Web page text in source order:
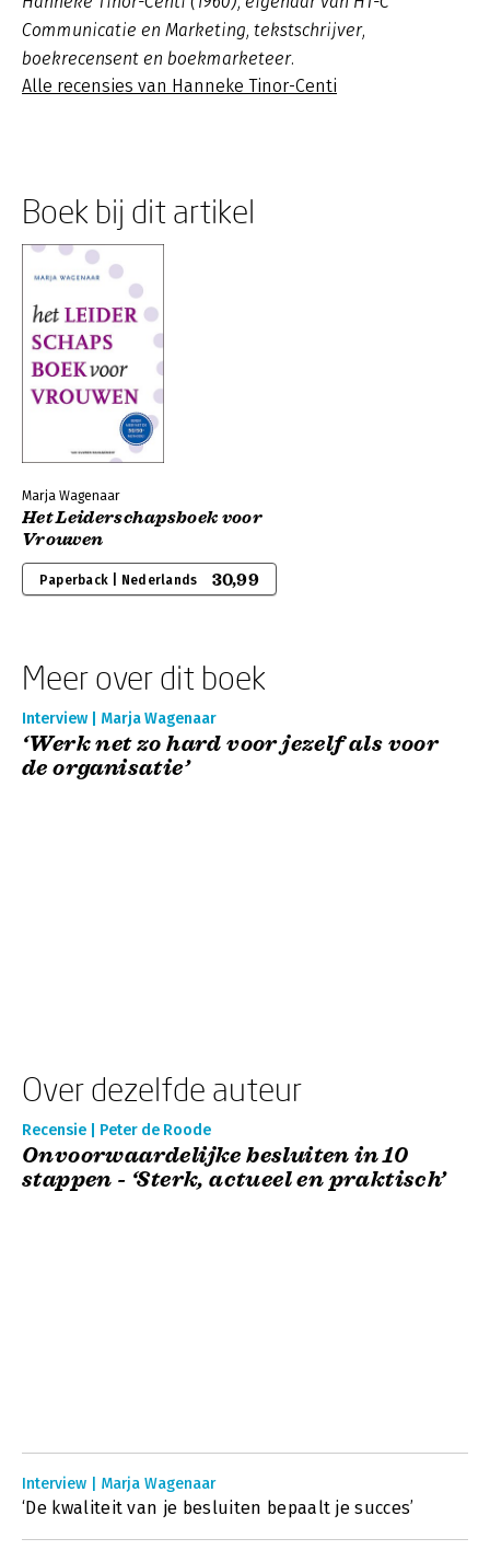
Communicatie en Marketing, tekstschrijver,
boekrecensent en boekmarketeer.
Alle recensies van Hanneke Tinor-Centi
Boek bij dit artikel
Marja Wagenaar
Het Leiderschapsboek voor
Vrouwen
Paperback | Nederlands 30,99
Meer over dit boek
Interview | Marja Wagenaar
‘Werk net zo hard voor jezelf als voor
de organisatie’
Over dezelfde auteur
Recensie | Peter de Roode
Onvoorwaardelijke besluiten in 10
stappen - ‘Sterk, actueel en praktisch’
Interview | Marja Wagenaar
‘De kwaliteit van je besluiten bepaalt je succes’